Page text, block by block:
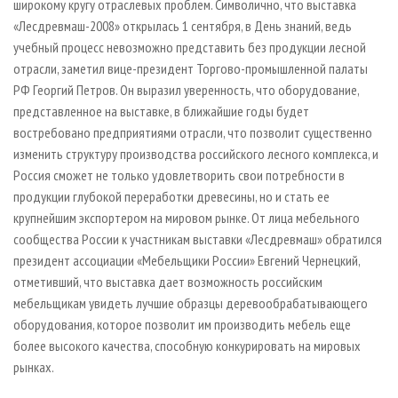
широкому кругу отраслевых проблем. Символично, что выставка
«Лесдревмаш-2008» открылась 1 сентября, в День знаний, ведь
учебный процесс невозможно представить без продукции лесной
отрасли, заметил вице-президент Торгово-промышленной палаты
РФ Георгий Петров. Он выразил уверенность, что оборудование,
представленное на выставке, в ближайшие годы будет
востребовано предприятиями отрасли, что позволит существенно
изменить структуру производства российского лесного комплекса, и
Россия сможет не только удовлетворить свои потребности в
продукции глубокой переработки древесины, но и стать ее
крупнейшим экспортером на мировом рынке. От лица мебельного
сообщества России к участникам выставки «Лесдревмаш» обратился
президент ассоциации «Мебельщики России» Евгений Чернецкий,
отметивший, что выставка дает возможность российским
мебельщикам увидеть лучшие образцы деревообрабатывающего
оборудования, которое позволит им производить мебель еще
более высокого качества, способную конкурировать на мировых
рынках.